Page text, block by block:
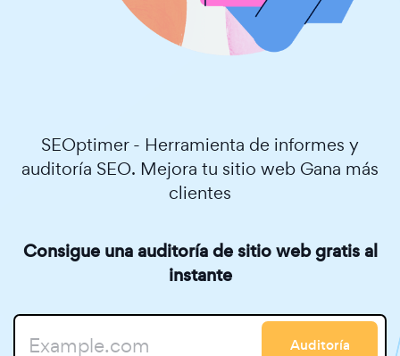
SEOptimer - Herramienta de informes y
auditoría SEO. Mejora tu sitio web Gana más
clientes
Consigue una auditoría de sitio web gratis al
instante
Auditoría